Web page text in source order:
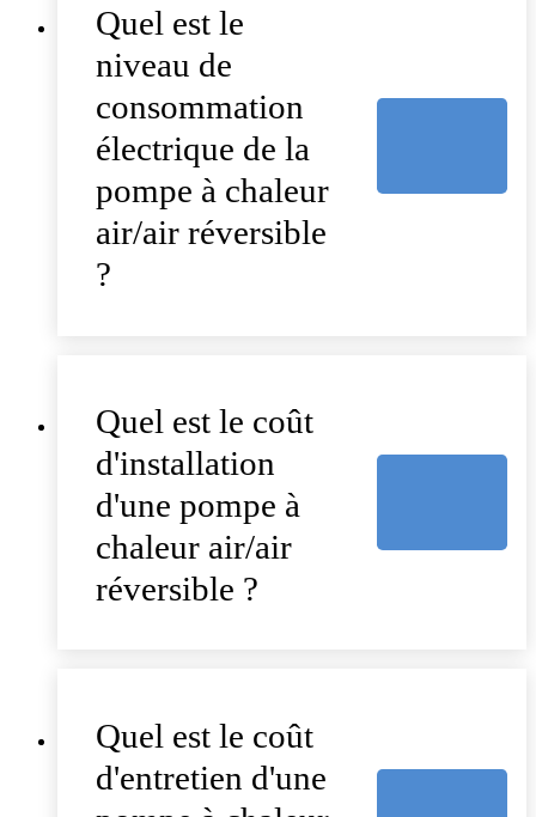
Quel est le
niveau de
consommation
électrique de la
pompe à chaleur
air/air réversible
?
Quel est le coût
d'installation
d'une pompe à
chaleur air/air
réversible ?
Quel est le coût
d'entretien d'une